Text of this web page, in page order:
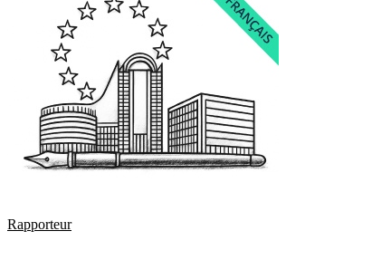
Rapporteur